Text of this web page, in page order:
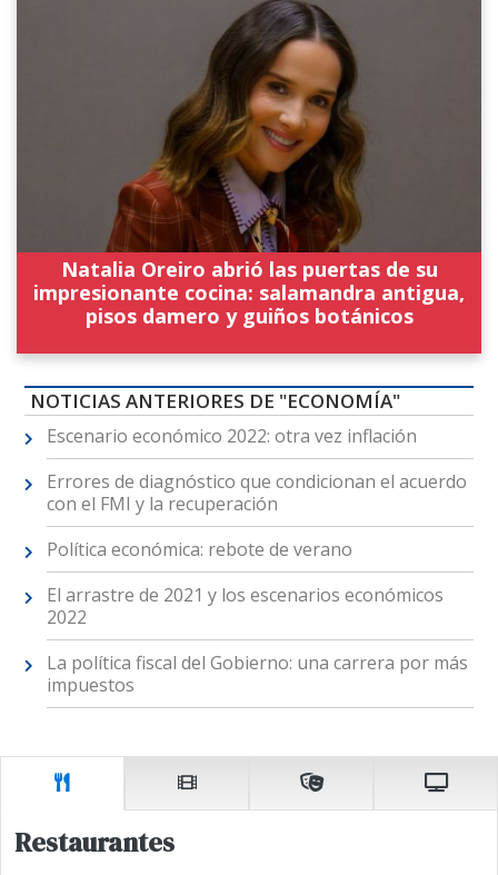
Natalia Oreiro abrió las puertas de su
impresionante cocina: salamandra antigua,
pisos damero y guiños botánicos
NOTICIAS ANTERIORES DE "ECONOMÍA"
Escenario económico 2022: otra vez inflación
Errores de diagnóstico que condicionan el acuerdo
con el FMI y la recuperación
Política económica: rebote de verano
El arrastre de 2021 y los escenarios económicos
2022
La política fiscal del Gobierno: una carrera por más
impuestos
Restaurantes